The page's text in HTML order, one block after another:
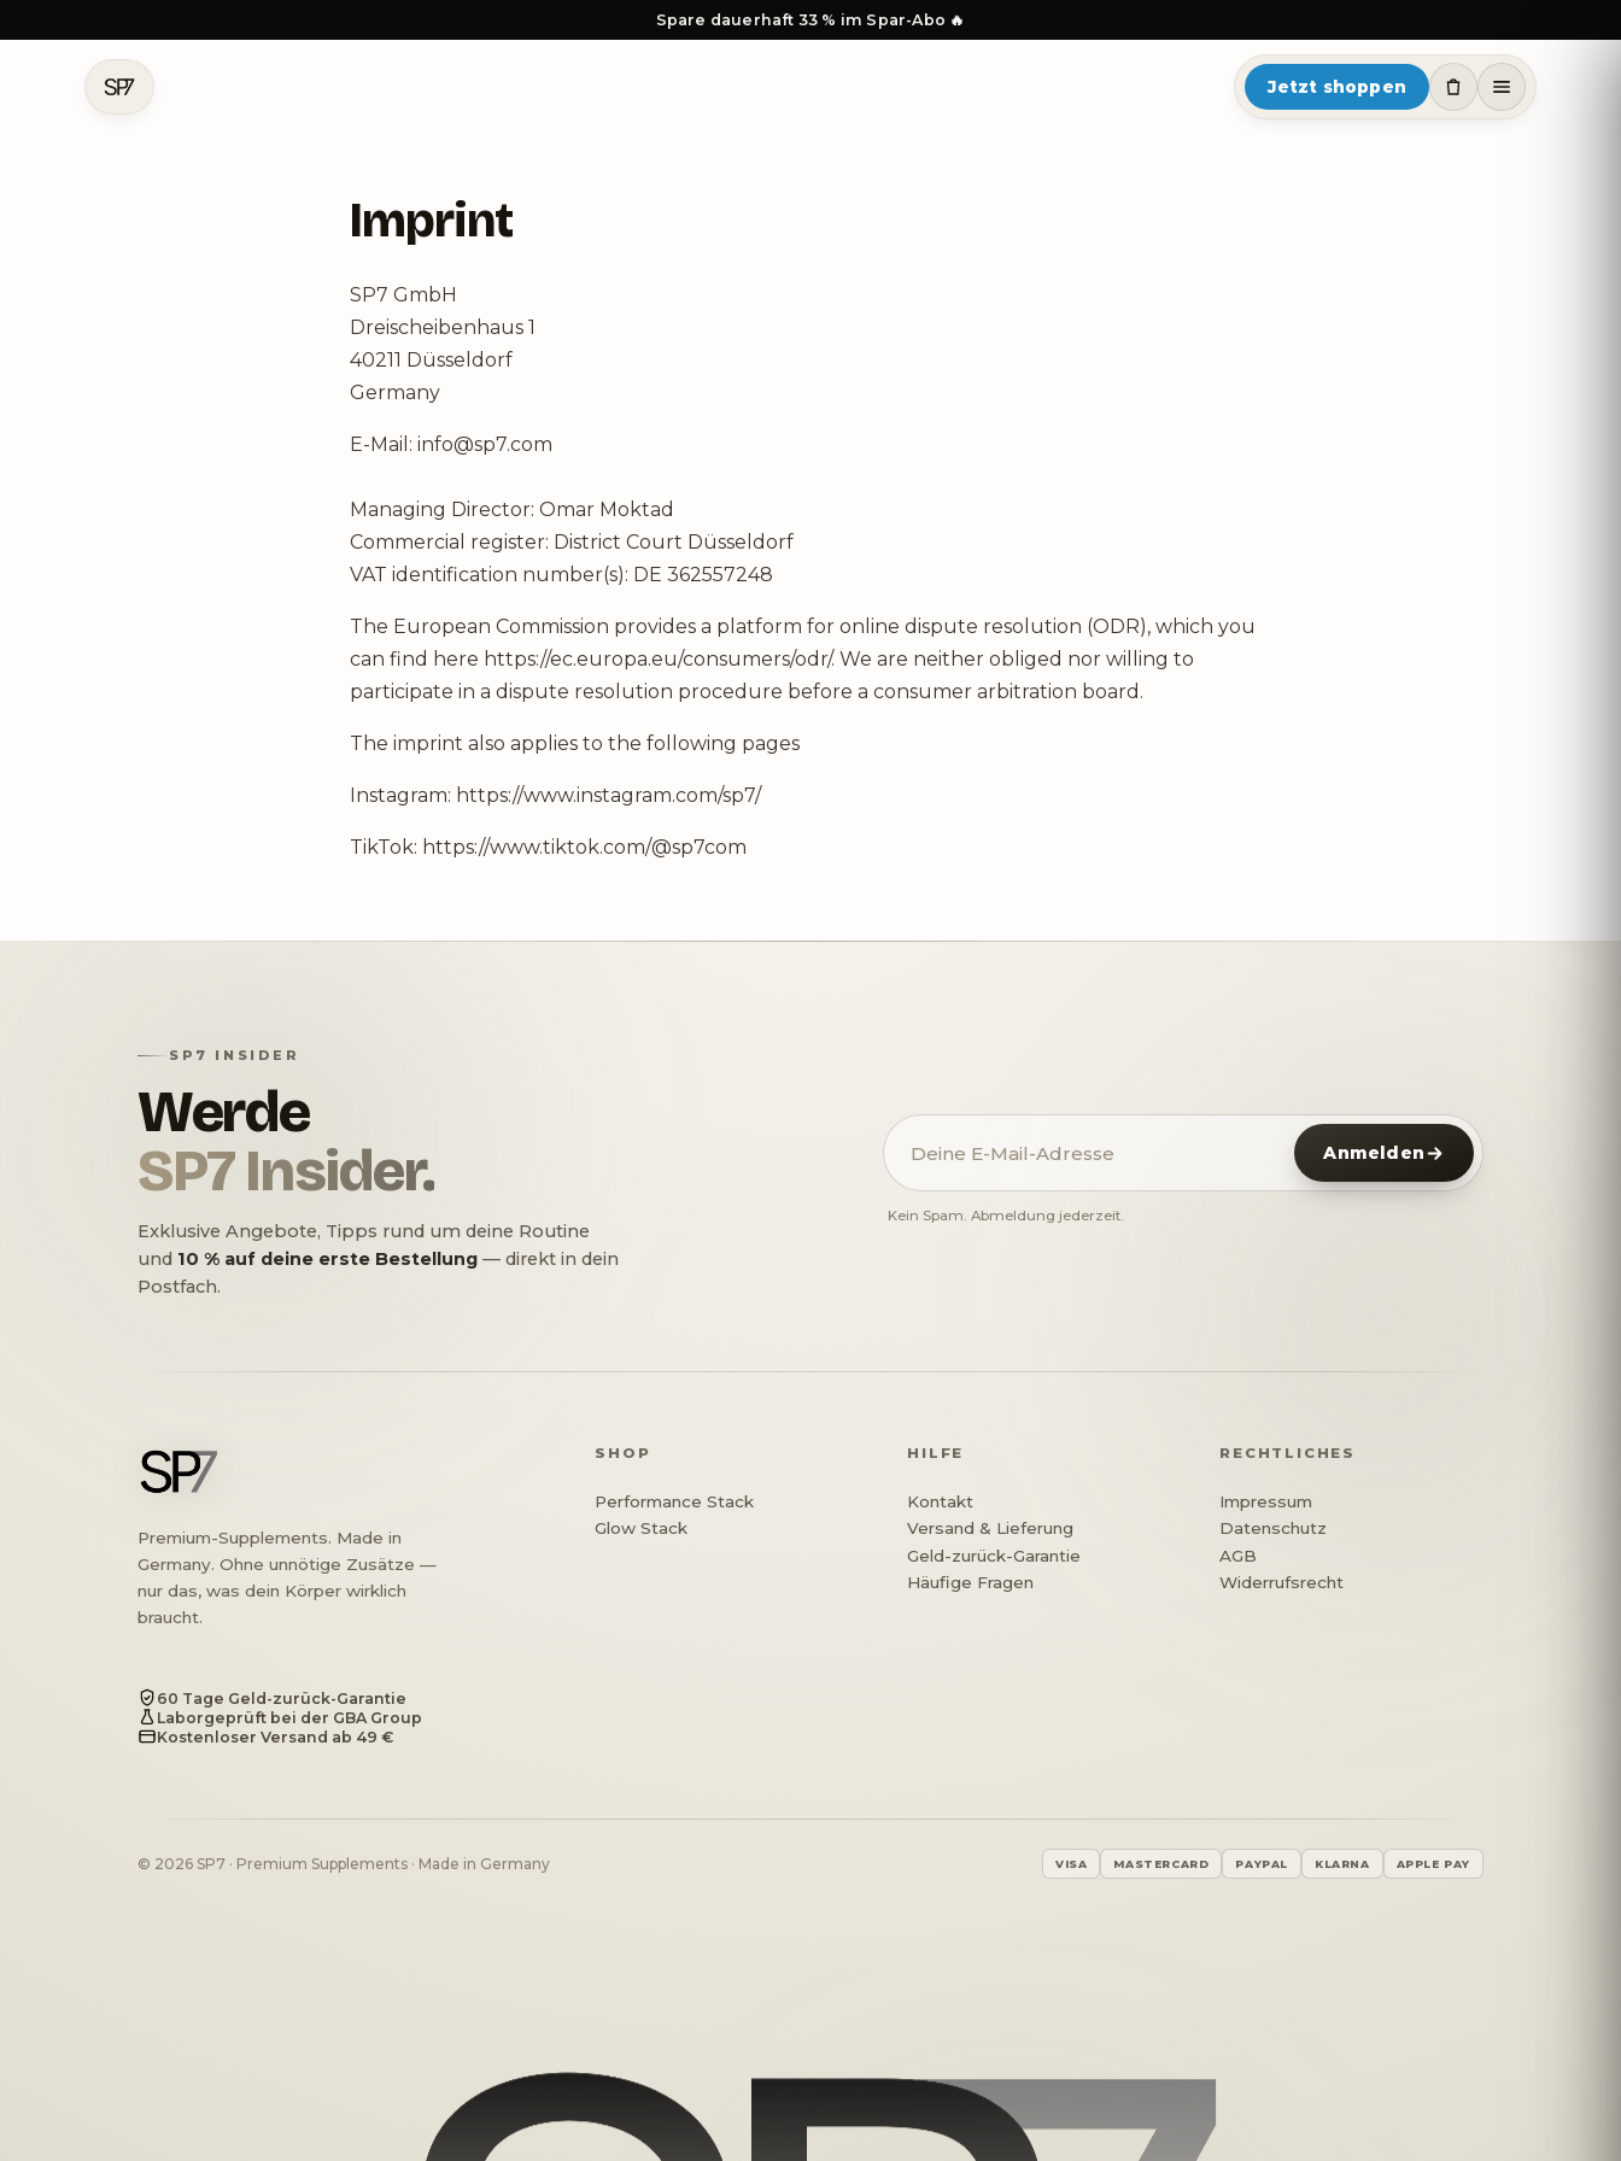
Spare dauerhaft 33 % im Spar-Abo 🔥
Jetzt shoppen
Imprint
SP7 GmbH
Dreischeibenhaus 1
40211 Düsseldorf
Germany
E-Mail: info@sp7.com
Managing Director: Omar Moktad
Commercial register: District Court Düsseldorf
VAT identification number(s): DE 362557248
The European Commission provides a platform for online dispute resolution (ODR), which you
can find here https://ec.europa.eu/consumers/odr/. We are neither obliged nor willing to
participate in a dispute resolution procedure before a consumer arbitration board.
The imprint also applies to the following pages
Instagram: https://www.instagram.com/sp7/
TikTok: https://www.tiktok.com/@sp7com
SP7 INSIDER
Werde
SP7 Insider.
Exklusive Angebote, Tipps rund um deine Routine
und 10 % auf deine erste Bestellung — direkt in dein
Postfach.
Anmelden
Kein Spam. Abmeldung jederzeit.
Premium-Supplements. Made in
Germany. Ohne unnötige Zusätze —
nur das, was dein Körper wirklich
braucht.
60 Tage Geld-zurück-Garantie
Laborgeprüft bei der GBA Group
Kostenloser Versand ab 49 €
SHOP
Performance Stack
Glow Stack
HILFE
Kontakt
Versand & Lieferung
Geld-zurück-Garantie
Häufige Fragen
RECHTLICHES
Impressum
Datenschutz
AGB
Widerrufsrecht
© 2026 SP7 · Premium Supplements · Made in Germany VISA MASTERCARD PAYPAL KLARNA APPLE PAY